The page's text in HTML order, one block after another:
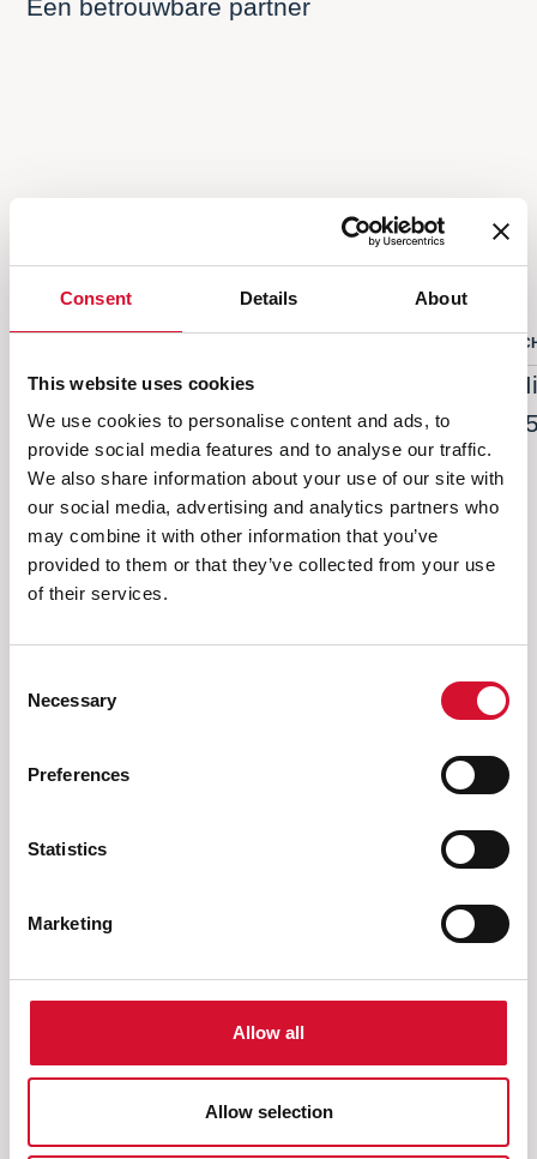
Consent Details About
This website uses cookies
We use cookies to personalise content and ads, to
provide social media features and to analyse our traffic.
We also share information about your use of our site with
our social media, advertising and analytics partners who
may combine it with other information that you’ve
provided to them or that they’ve collected from your use
of their services.
Selection
Necessary
Preferences
Statistics
Marketing
Allow all
Allow selection
Een betrouwbare partner
Anderen kochten ook
Microvezel doek badkamer warp
300g/sqm - glass 280g/sqm 35x35cm 2 st
STARBRIGHT
Vorige
Wat zoekt u nog meer?